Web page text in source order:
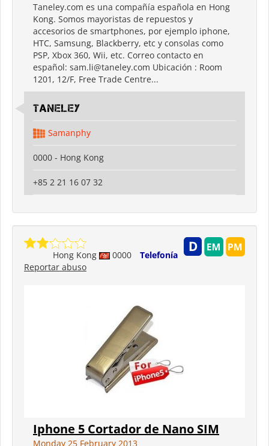
Taneley.com es una compañía española en Hong
Kong. Somos mayoristas de repuestos y
accesorios de smartphones, por ejemplo iphone,
HTC, Samsung, Blackberry, etc y consolas como
PSP, Xbox 360, Wii, etc. Correo contacto en
español: sam.li@taneley.com Ubicación : Room
1201, 12/F, Free Trade Centre...
Taneley
Samanphy
0000 - Hong Kong
+85 2 21 16 07 32
Hong Kong 0000
Telefonía
Reportar abuso
Iphone 5 Cortador de Nano SIM
Monday 25 February 2013